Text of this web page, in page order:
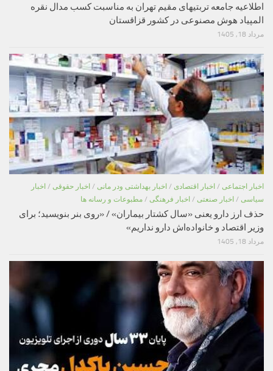
اطلاعیه جامعه تربتیهای مقیم تهران به مناسبت کسب مدال نقره
المپیاد هوش مصنوعی در کشور قزاقستان
مرداد 18, 1405
اخبار اجتماعی / اخبار اقتصادی / اخبار بهداشتی ودر مانی / اخبار حقوقی / اخبار
سیاسی / اخبار صنعتی / اخبار فرهنگی / مطبوعات و رسانه ها
حذف ارز دارو یعنی «سال کشتار بیماران» / «روی بنر بنویسید؛ برای
وزیر اقتصاد و خانواده‌اش دارو نداریم»
مرداد 18, 1405